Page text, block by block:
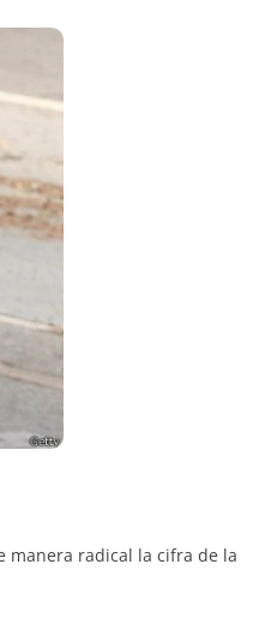
manera radical la cifra de la